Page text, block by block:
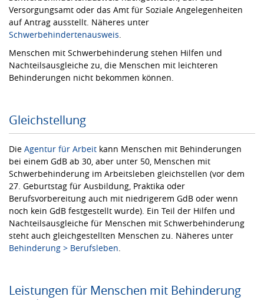
Versorgungsamt oder das Amt für Soziale Angelegenheiten
auf Antrag ausstellt. Näheres unter
Schwerbehindertenausweis
Menschen mit Schwerbehinderung stehen Hilfen und
Nachteilsausgleiche zu, die Menschen mit leichteren
Behinderungen nicht bekommen können.
Gleichstellung
Die Agentur für Arbeit kann Menschen mit Behinderungen
bei einem GdB ab 30, aber unter 50, Menschen mit
Schwerbehinderung im Arbeitsleben gleichstellen (vor dem
27. Geburtstag für Ausbildung, Praktika oder
Berufsvorbereitung auch mit niedrigerem GdB oder wenn
noch kein GdB festgestellt wurde). Ein Teil der Hilfen und
Nachteilsausgleiche für Menschen mit Schwerbehinderung
steht auch gleichgestellten Menschen zu. Näheres unter
Behinderung > Berufsleben
Leistungen für Menschen mit Behinderung